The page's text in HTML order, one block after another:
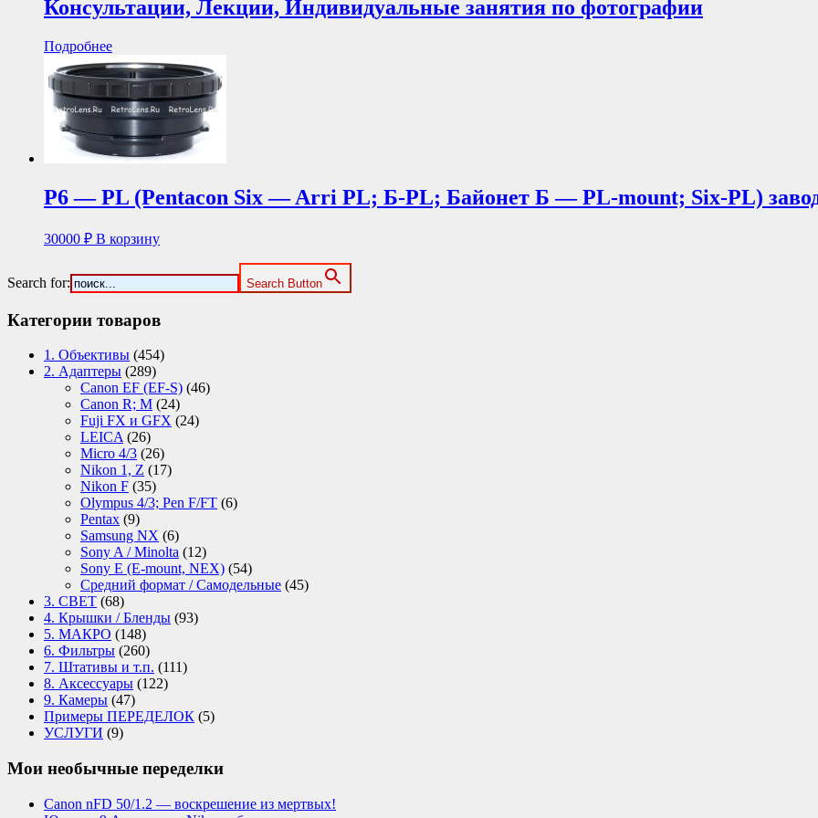
Консультации, Лекции, Индивидуальные занятия по фотографии
Подробнее
P6 — PL (Pentacon Six — Arri PL; Б-PL; Байонет Б — PL-mount; Six-PL)
30000 ₽ В корзину
Search for: Search Button
Категории товаров
1. Объективы (454)
2. Адаптеры (289)
Canon EF (EF-S) (46)
Canon R; M (24)
Fuji FX и GFX (24)
LEICA (26)
Micro 4/3 (26)
Nikon 1, Z (17)
Nikon F (35)
Olympus 4/3; Pen F/FT (6)
Pentax (9)
Samsung NX (6)
Sony A / Minolta (12)
Sony E (E-mount, NEX) (54)
Средний формат / Самодельные (45)
3. СВЕТ (68)
4. Крышки / Бленды (93)
5. МАКРО (148)
6. Фильтры (260)
7. Штативы и т.п. (111)
8. Аксессуары (122)
9. Камеры (47)
Примеры ПЕРЕДЕЛОК (5)
УСЛУГИ (9)
Мои необычные переделки
Canon nFD 50/1.2 — воскрешение из мертвых!